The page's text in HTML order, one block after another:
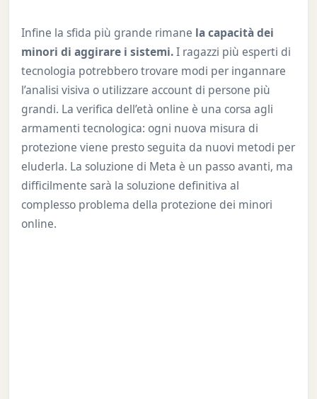
Infine la sfida più grande rimane la capacità dei
minori di aggirare i sistemi.I ragazzi più esperti di
tecnologia potrebbero trovare modi per ingannare
l’analisi visiva o utilizzare account di persone più
grandi. La verifica dell’età online è una corsa agli
armamenti tecnologica: ogni nuova misura di
protezione viene presto seguita da nuovi metodi per
eluderla. La soluzione di Meta è un passo avanti, ma
difficilmente sarà la soluzione definitiva al
complesso problema della protezione dei minori
online.